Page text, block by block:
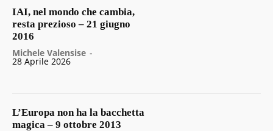
IAI, nel mondo che cambia,
resta prezioso – 21 giugno
2016
Michele Valensise -
28 Aprile 2026
L’Europa non ha la bacchetta
magica – 9 ottobre 2013